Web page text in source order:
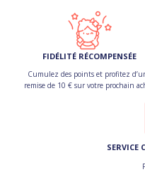
FIDÉLITÉ RÉCOMPENSÉE
Cumulez des points et profitez
remise de 10 € sur votre prochain
SERVICE